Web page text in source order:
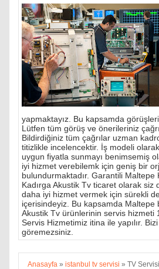
yapmaktayız. Bu kapsamda
Lütfen tüm görüş ve önerileriniz
Bildirdiğiniz tüm çağrılar uzman
titizlikle incelencektir. İş modeli
uygun fiyatla sunmayı benimsemiş
iyi hizmet verebilemk için geniş bir
bulundurmaktadır. Garantili Maltepe
Kadırga Akustik Tv ticaret olarak siz
daha iyi hizmet vermek için sürekli
içerisindeyiz. Bu kapsamda Maltepe
Akustik Tv ürünlerinin servis hizmeti
Servis Hizmetimiz itina ile yapılır.
göremezsiniz.
Anasayfa » istanbul tv servisi » TV